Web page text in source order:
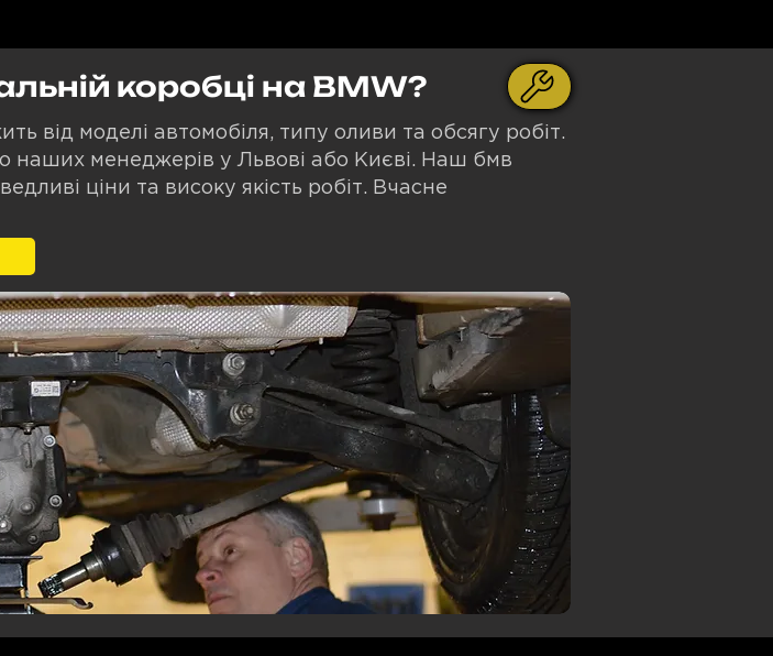
коробці на BMW?
від моделі автомобіля, типу оливи та обсягу робіт.
наших менеджерів у Львові або Києві. Наш бмв
ціни та високу якість робіт. Вчасне